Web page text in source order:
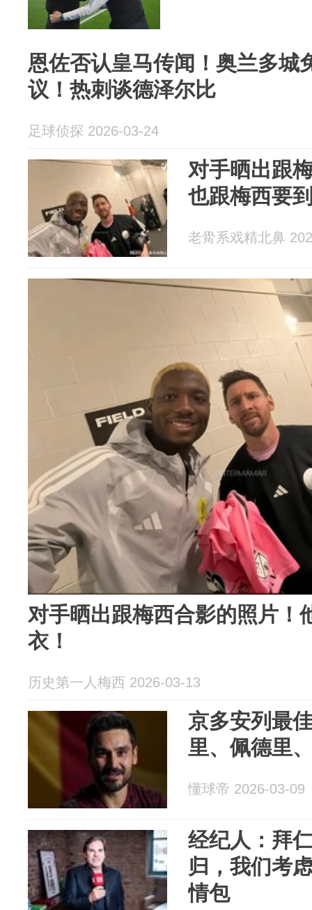
恩佐否认皇马传闻！奥兰多城
议！热刺谈德泽尔比
足球侦探 2026-03-24
对手晒出跟
也跟梅西要
老觷系戏精北鼻
对手晒出跟梅西合影的照片！
衣！
历史第一人梅西 2026-03-13
京多安列最
里、佩德里
懂球帝 2026-03-09
经纪人：拜
归，我们考
情包